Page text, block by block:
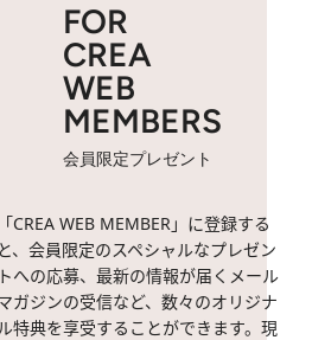
FOR
CREA
WEB
MEMBERS
会員限定プレゼント
「CREA WEB MEMBER」に登録する
と、会員限定のスペシャルなプレゼン
トへの応募、最新の情報が届くメール
ガジンの受信など、数々のオリジナ
特典を享受することができます。現